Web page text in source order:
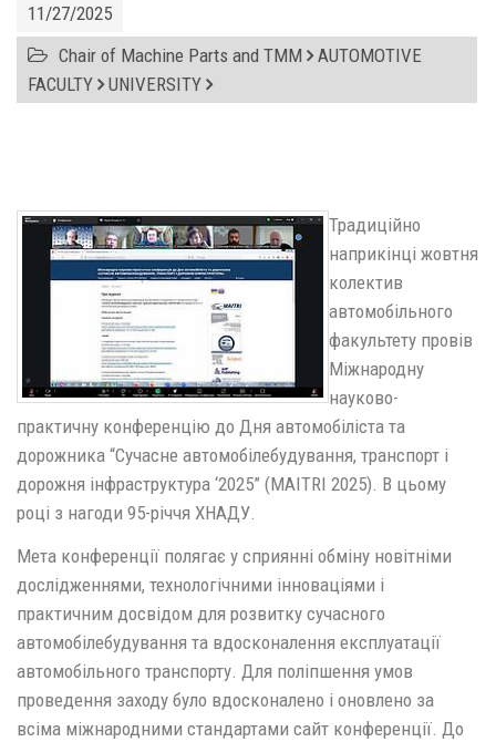
11/27/2025
Chair of Machine Parts and TMM AUTOMOTIVE
FACULTY UNIVERSITY
Традиційно
наприкінці жовтня
колектив
автомобільного
факультету провів
Міжнародну
науково-
практичну конференцію до Дня автомобіліста та
дорожника “Сучасне автомобілебудування, транспорт і
дорожня інфраструктура ‘2025” (MAITRI 2025). В цьому
році з нагоди 95-річчя ХНАДУ.
Мета конференції полягає у сприянні обміну новітніми
дослідженнями, технологічними інноваціями і
практичним досвідом для розвитку сучасного
автомобілебудування та вдосконалення експлуатації
автомобільного транспорту. Для поліпшення умов
проведення заходу було вдосконалено і оновлено за
всіма міжнародними стандартами сайт конференції. До